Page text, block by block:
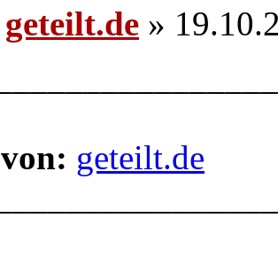
geteilt.de »
geteilt.de